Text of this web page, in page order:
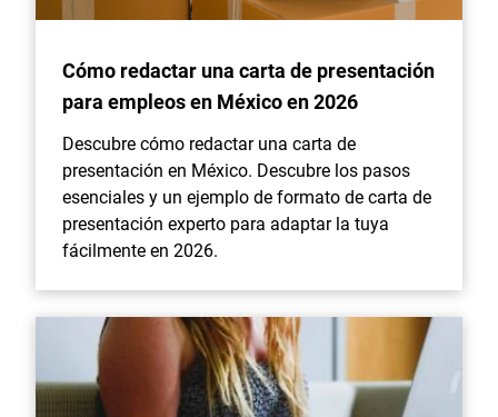
Cómo redactar una carta de presentación
para empleos en México en 2026
Descubre cómo redactar una carta de
presentación en México. Descubre los pasos
esenciales y un ejemplo de formato de carta de
presentación experto para adaptar la tuya
fácilmente en 2026.